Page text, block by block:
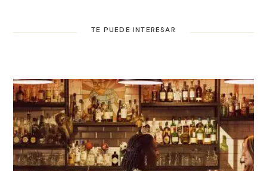
TE PUEDE INTERESAR